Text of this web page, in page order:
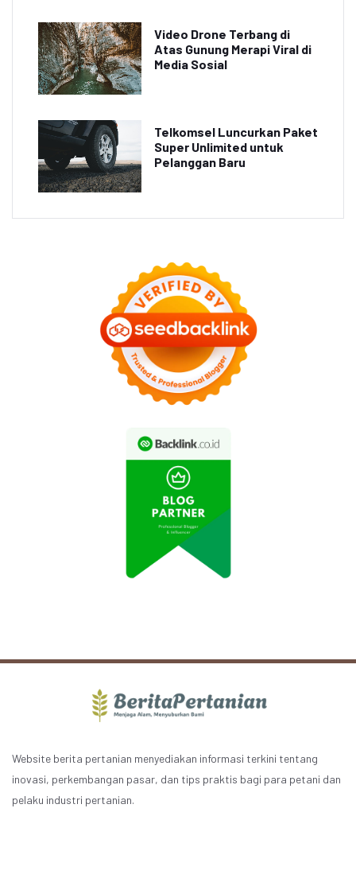
Video Drone Terbang di
Atas Gunung Merapi Viral di
Media Sosial
Telkomsel Luncurkan Paket
Super Unlimited untuk
Pelanggan Baru
Website berita pertanian menyediakan informasi terkini tentang
inovasi, perkembangan pasar, dan tips praktis bagi para petani dan
pelaku industri pertanian.